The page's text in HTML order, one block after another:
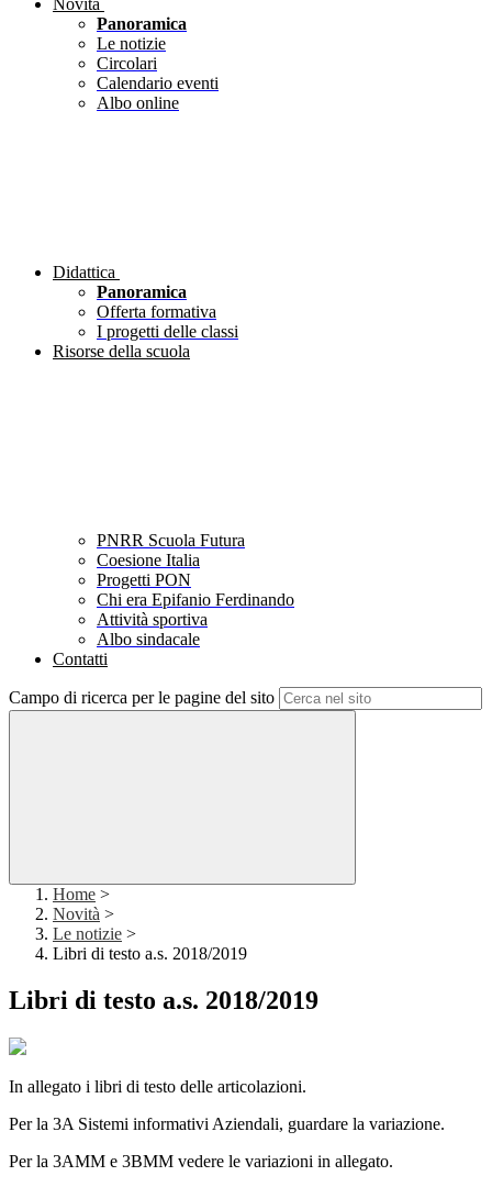
Novità
Panoramica
Le notizie
Circolari
Calendario eventi
Albo online
Didattica
Panoramica
Offerta formativa
I progetti delle classi
Risorse della scuola
PNRR Scuola Futura
Coesione Italia
Progetti PON
Chi era Epifanio Ferdinando
Attività sportiva
Albo sindacale
Contatti
Campo di ricerca per le pagine del sito
Home >
Novità >
Le notizie >
Libri di testo a.s. 2018/2019
Libri di testo a.s. 2018/2019
In allegato i libri di testo delle articolazioni.
Per la 3A Sistemi informativi Aziendali, guardare la variazione.
Per la 3AMM e 3BMM vedere le variazioni in allegato.